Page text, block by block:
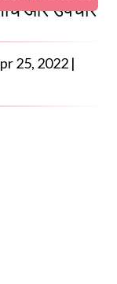
और उपचार
25, 2022 |